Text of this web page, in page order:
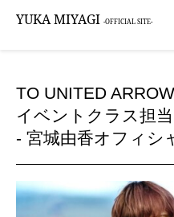
YUKA MIYAGI -OFFICIAL SITE-
TO UNITED
イベントクラス担当
- 宮城由香オフィシ